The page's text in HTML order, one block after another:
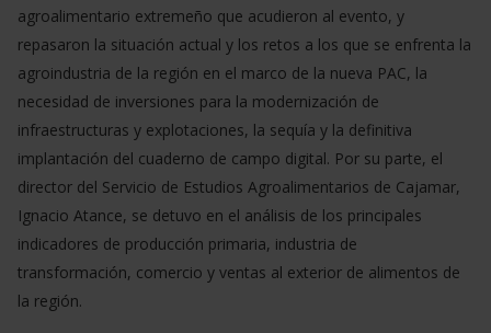
agroalimentario extremeño que acudieron al evento, y
repasaron la situación actual y los retos a los que se enfrenta la
agroindustria de la región en el marco de la nueva PAC, la
necesidad de inversiones para la modernización de
infraestructuras y explotaciones, la sequía y la definitiva
implantación del cuaderno de campo digital. Por su parte, el
director del Servicio de Estudios Agroalimentarios de Cajamar,
Ignacio Atance, se detuvo en el análisis de los principales
indicadores de producción primaria, industria de
transformación, comercio y ventas al exterior de alimentos de
la región.